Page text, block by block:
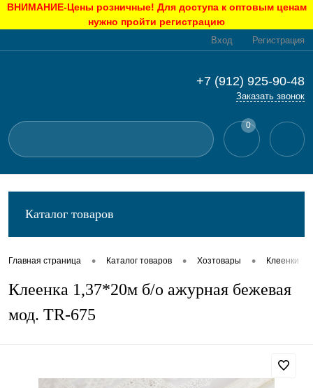
ВНИМАНИЕ-Цены розничные! Для доступа к оптовым ценам
нужно пройти регистрацию
Вход Регистрация
+7 (912) 925-90-48
Заказать звонок
0
Каталог товаров
Главная страница • Каталог товаров • Хозтовары • Клеенки
Клеенка 1,37*20м б/о ажурная бежевая
мод. TR-675